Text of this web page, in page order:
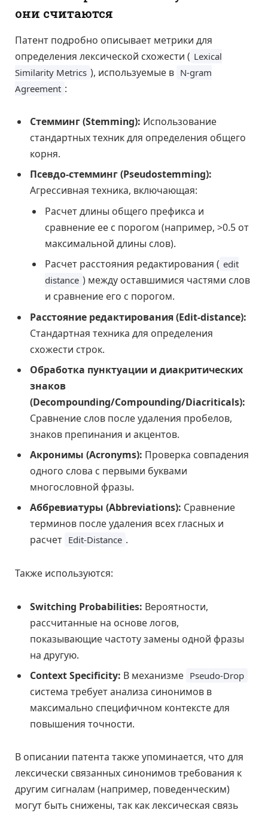
они считаются
Патент подробно описывает метрики для
определения лексической схожести ( Lexical
Similarity Metrics ), используемые в N-gram
Agreement :
Стемминг (Stemming): Использование
стандартных техник для определения общего
корня.
Псевдо-стемминг (Pseudostemming):
Агрессивная техника, включающая:
Расчет длины общего префикса и
сравнение ее с порогом (например, >0.5 от
максимальной длины слов).
Расчет расстояния редактирования ( edit
distance ) между оставшимися частями слов
и сравнение его с порогом.
Расстояние редактирования (Edit-distance):
Стандартная техника для определения
схожести строк.
Обработка пунктуации и диакритических
знаков
(Decompounding/Compounding/Diacriticals):
Сравнение слов после удаления пробелов,
знаков препинания и акцентов.
Акронимы (Acronyms): Проверка совпадения
одного слова с первыми буквами
многословной фразы.
Аббревиатуры (Abbreviations): Сравнение
терминов после удаления всех гласных и
расчет Edit-Distance .
Также используются:
Switching Probabilities: Вероятности,
рассчитанные на основе логов,
показывающие частоту замены одной фразы
на другую.
Context Specificity: В механизме Pseudo-Drop
система требует анализа синонимов в
максимально специфичном контексте для
повышения точности.
В описании патента также упоминается, что для
лексически связанных синонимов требования к
другим сигналам (например, поведенческим)
могут быть снижены, так как лексическая связь